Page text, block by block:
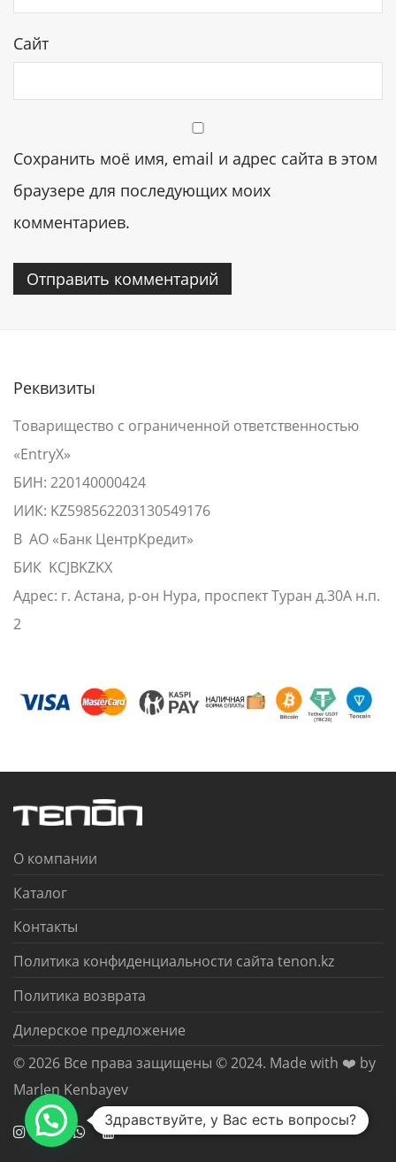
Сайт
Сохранить моё имя, email и адрес сайта в этом
браузере для последующих моих
комментариев.
Реквизиты
Товарищество с ограниченной ответственностью
«EntryX»
БИН: 220140000424
ИИК: KZ598562203130549176
В АО «Банк ЦентрКредит»
БИК KCJBKZKX
Адрес: г. Астана, р-он Нура, проспект Туран д.30А н.п.
2
О компании
Каталог
Контакты
Политика конфиденциальности сайта tenon.kz
Политика возврата
Дилерское предложение
© 2026 Все права защищены © 2024. Made with ❤️ by
Marlen Kenbayev
Здравствуйте, у Вас есть вопросы?